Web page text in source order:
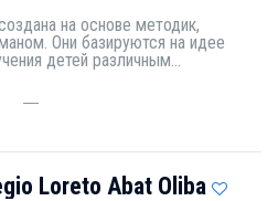
на основе методик,
Они базируются на идее
детей различным...
—
Loreto Abat Oliba